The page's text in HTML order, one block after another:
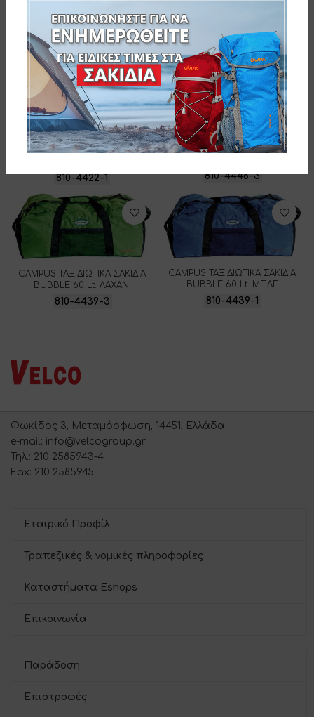
Related products
CAMPUS ΤΑΞΙΔΙΩΤΙΚΑ ΣΑΚΙΔΙΑ
810-4422-1
CAMPUS ΤΑΞΙΔΙΩΤΙΚΑ ΣΑΚΙΔΙΑ
810-4446-3
CAMPUS ΤΑΞΙΔΙΩΤΙΚΑ ΣΑΚΙΔΙΑ
BUBBLE 60 Lt. ΛΑΧΑΝΙ
810-4439-3
CAMPUS ΤΑΞΙΔΙΩΤΙΚΑ ΣΑΚΙΔΙΑ
BUBBLE 60 Lt. ΜΠΛΕ
810-4439-1
Φωκίδος 3, Μεταμόρφωση, 14451, Ελλάδα
e-mail: info@velcogroup.gr
Τηλ.: 210 2585943-4
Fax: 210 2585945
Εταιρικό Προφίλ
Τραπεζικές & νομικές πληροφορίες
Καταστήματα Eshops
Επικοινωνία
Παράδοση
Επιστροφές